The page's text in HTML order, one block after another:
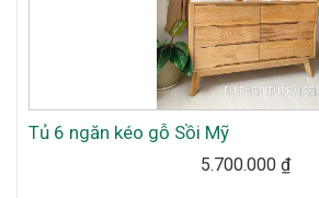
Tủ 6 ngăn kéo gỗ Sồi Mỹ
5.700.000 ₫